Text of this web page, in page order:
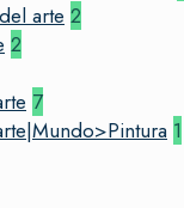
arte 2
2
7
1